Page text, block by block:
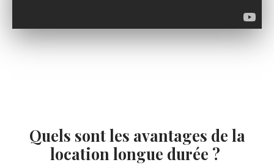
Quels sont les avantages de la
location longue durée ?